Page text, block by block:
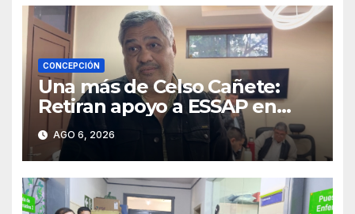
CONCEPCIÓN
Una más de Celso Cañete:
Retiran apoyo a ESSAP en
Concepción
AGO 6, 2026